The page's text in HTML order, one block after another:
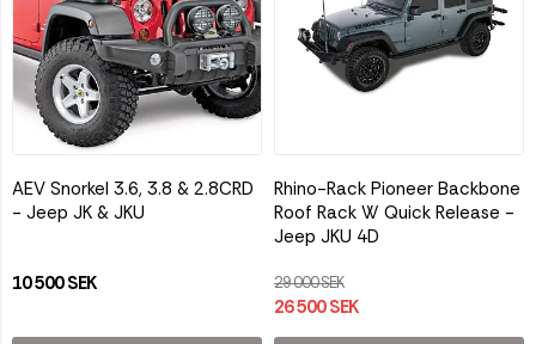
AEV Snorkel 3.6, 3.8 & 2.8CRD
- Jeep JK & JKU
10 500 SEK
Rhino-Rack Pioneer Backbone
Roof Rack W Quick Release -
Jeep JKU 4D
29 000 SEK
26 500 SEK